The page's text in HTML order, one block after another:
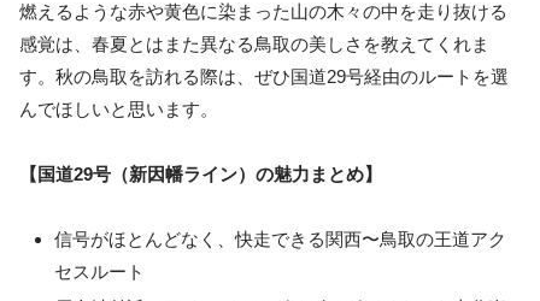
燃えるような赤や黄色に染まった山の木々の中を走り抜ける
感覚は、春夏とはまた異なる鳥取の美しさを教えてくれま
す。秋の鳥取を訪れる際は、ぜひ国道29号経由のルートを選
んでほしいと思います。
【国道29号（新因幡ライン）の魅力まとめ】
信号がほとんどなく、快走できる関西〜鳥取の王道アク
セスルート